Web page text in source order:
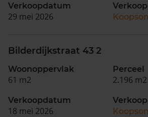
Verkoopdatum
29 mei 2026
Bilderdijkstraat 43 2
Woonoppervlak
61 m2
Perceel
2.196 m2
Verkoopdatum
18 mei 2026